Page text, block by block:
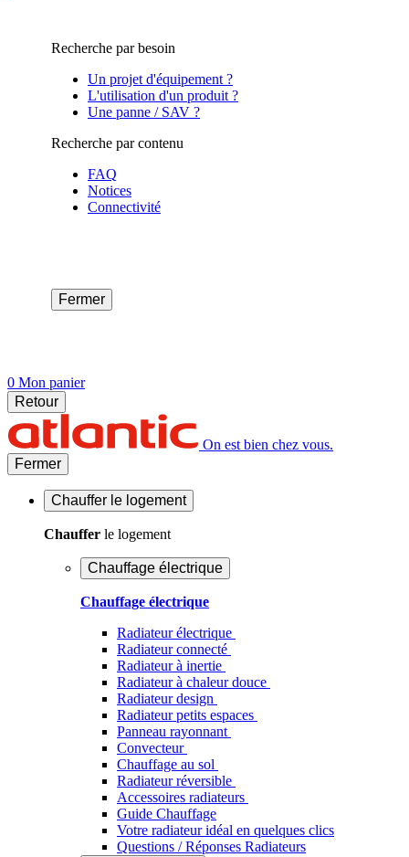
Recherche par besoin
Un projet d'équipement ?
L'utilisation d'un produit ?
Une panne / SAV ?
Recherche par contenu
FAQ
Notices
Connectivité
Fermer
0 Mon panier
Retour
On est bien chez vous.
Fermer
Chauffer le logement
Chauffer le logement
Chauffage électrique
Chauffage électrique
Radiateur électrique
Radiateur connecté
Radiateur à inertie
Radiateur à chaleur douce
Radiateur design
Radiateur petits espaces
Panneau rayonnant
Convecteur
Chauffage au sol
Radiateur réversible
Accessoires radiateurs
Guide Chauffage
Votre radiateur idéal en quelques clics
Questions / Réponses Radiateurs